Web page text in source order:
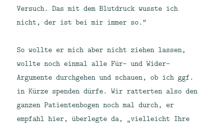
Versuch. Das mit dem Blutdruck wusste ich
nicht, der ist bei mir immer so.“
So wollte er mich aber nicht ziehen lassen,
wollte noch einmal alle Für- und Wider-
Argumente durchgehen und schauen, ob ich ggf.
in Kürze spenden dürfe. Wir ratterten also den
ganzen Patientenbogen noch mal durch, er
empfahl hier, überlegte da, „vielleicht Ihre